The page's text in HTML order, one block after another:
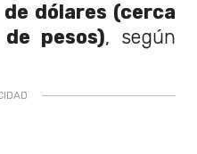
de dólares (cerca
pesos), según